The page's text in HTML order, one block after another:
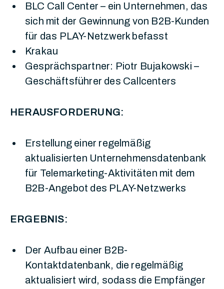
BLC Call Center – ein Unternehmen, das
sich mit der Gewinnung von B2B-Kunden
für das PLAY-Netzwerk befasst
Krakau
Gesprächspartner: Piotr Bujakowski –
Geschäftsführer des Callcenters
HERAUSFORDERUNG:
Erstellung einer regelmäßig
aktualisierten Unternehmensdatenbank
für Telemarketing-Aktivitäten mit dem
B2B-Angebot des PLAY-Netzwerks
ERGEBNIS:
Der Aufbau einer B2B-
Kontaktdatenbank, die regelmäßig
aktualisiert wird, sodass die Empfänger